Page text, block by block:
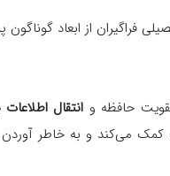
فراگیران از ابعاد گوناگون
حافظه و انتقال
کمک می‌کند و به خاطر